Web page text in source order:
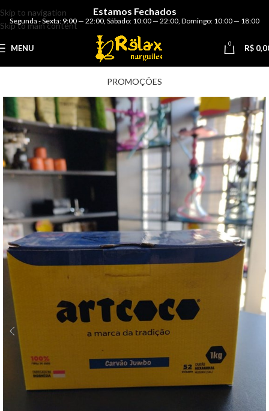
Skip to navigation
Skip to main content
Estamos Fechados
Segunda - Sexta: 9:00 — 22:00 Sábado: 10:00 — 22:00 Domingo: 10:00 — 18:00
MENU 0 R$
PROMOÇÕES